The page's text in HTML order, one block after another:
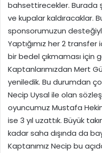
bahsettirecekler. Burada
ve kupalar kaldıracaklar.
sponsorumuzun
Yaptığımız her 2 transfer
bir bedel çıkmaması için
Kaptanlarımızdan Mert
yeniledik. Bu durumdan
Necip Uysal ile olan
oyuncumuz Mustafa
ise 3 yıl uzattık. Büyük
kadar saha dışında da
Kaptanımız Necip bu